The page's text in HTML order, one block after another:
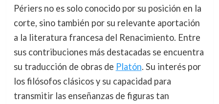
Périers no es solo conocido por su posición en la
corte, sino también por su relevante aportación
a la literatura francesa del Renacimiento. Entre
sus contribuciones más destacadas se encuentra
su traducción de obras de Platón. Su interés por
los filósofos clásicos y su capacidad para
transmitir las enseñanzas de figuras tan